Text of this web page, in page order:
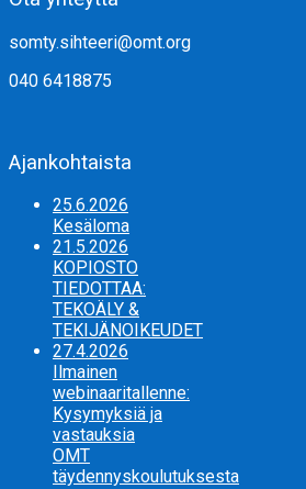
somty.sihteeri@omt.org
040 6418875
Ajankohtaista
25.6.2026
Kesäloma
21.5.2026
KOPIOSTO
TIEDOTTAA:
TEKOÄLY &
TEKIJÄNOIKEUDET
27.4.2026
Ilmainen
webinaaritallenne:
Kysymyksiä ja
vastauksia
OMT
täydennyskoulutuksesta